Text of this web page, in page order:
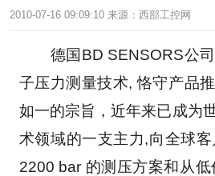
2010-07-16 09:09:10 来源： 西部工控网
德国BD SENSORS公司
子压力测量技术, 恪守产品
如一的宗旨，近年来已成为
术领域的一支主力,向全球
2200 bar 的测压方案和从